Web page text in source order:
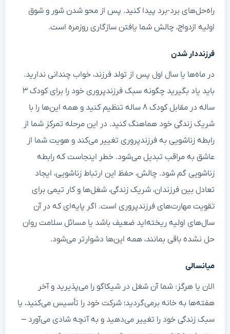
راه‌حل‌های برد-برد پیدا کنید. پس از محو شدن شور و شوق
اولیه ازدواج، چالش شما یافتن سازگاری روزمره است.
فرزنددار شدن
در ماه‌ها یا سال اول پس از تولد فرزند، خواب چندانی ندارید.
باید یاد بگیرید چگونه سبک فرزندپروری خود را برای کودک ۳
ساله در مقابل کودک ۸ ساله تنظیم کنید و همه این‌ها را با
شریک زندگی خود هماهنگ کنید. در این مرحله تمرکز شما از
رابطه زناشویی به فرزندپروری تغییر می‌کند و هویت شما از
عاشق به مراقب تبدیل می‌شود. خطر اینجاست که رابطه
زناشویی گم شود. چالش، حفظ این ارتباط زناشویی، ایجاد
تعادل بین فرزندان، شریک زندگی، شغل‌ها و کار تیمی برای
تقویت مهارت‌های فرزندپروری است. اگر پایه‌ای که در آن
سال‌های اولیه ریخته‌اید ضعیف باشد یا مسائل سلامت روان
حل نشده باقی بمانند، همه این‌ها دشوارتر می‌شود.
میانسالی
الان یا هرگز: شما آن شغل در شیکاگو را می‌پذیرید و آخر
هفته‌ها به خانه برمی‌گردید؛ شرکت خود را تأسیس می‌کنید، یا
سبک زندگی خود را تغییر می‌دهید و به آنچه شادی می‌آورد –